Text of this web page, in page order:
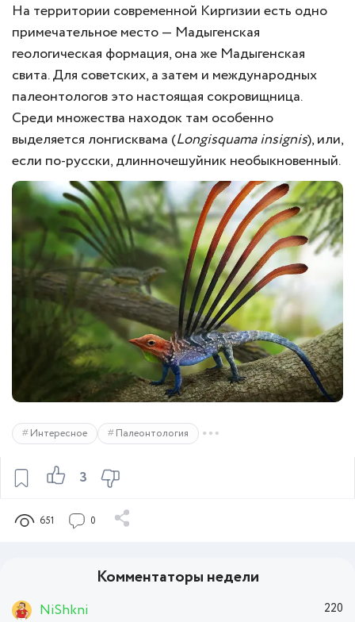
3
На территории современной Киргизии есть одно
примечательное место — Мадыгенская
геологическая формация, она же Мадыгенская
свита. Для советских, а затем и международных
палеонтологов это настоящая сокровищница.
Среди множества находок там особенно
выделяется лонгисквама (Longisquama insignis), или,
если по-русски, длинночешуйник необыкновенный.
Интересное Палеонтология
651 0
Комментаторы недели
NiShkni 220